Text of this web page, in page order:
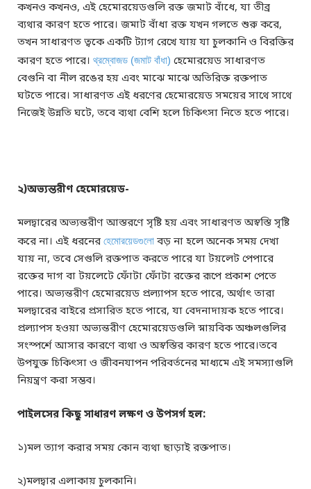
কখনও কখনও, এই হেমোরয়েডগুলি রক্ত জমাট বাঁধে, যা তীব্র
ব্যথার কারণ হতে পারে। জমাট বাঁধা রক্ত যখন গলতে শুরু করে,
তখন সাধারণত ত্বকে একটি ট্যাগ রেখে যায় যা চুলকানি ও বিরক্তির
কারণ হতে পারে। থ্রম্বোজড (জমাট বাঁধা) হেমোরয়েড সাধারণত
বেগুনি বা নীল রঙের হয় এবং মাঝে মাঝে অতিরিক্ত রক্তপাত
ঘটতে পারে। সাধারণত এই ধরণের হেমোরয়েড সময়ের সাথে সাথে
নিজেই উন্নতি ঘটে, তবে ব্যথা বেশি হলে চিকিৎসা নিতে হতে পারে।
২)অভ্যন্তরীণ হেমোরয়েড-
মলদ্বারের অভ্যন্তরীণ আস্তরণে সৃষ্টি হয় এবং সাধারণত অস্বস্তি সৃষ্টি
করে না। এই ধরনের হেমোরয়েডগুলো বড় না হলে অনেক সময় দেখা
যায় না, তবে সেগুলি রক্তপাত করতে পারে যা টয়লেট পেপারে
রক্তের দাগ বা টয়লেটে ফোঁটা ফোঁটা রক্তের রূপে প্রকাশ পেতে
পারে। অভ্যন্তরীণ হেমোরয়েড প্রল্যাপস হতে পারে, অর্থাৎ তারা
মলদ্বারের বাইরে প্রসারিত হতে পারে, যা বেদনাদায়ক হতে পারে।
প্রল্যাপস হওয়া অভ্যন্তরীণ হেমোরয়েডগুলি স্নায়বিক অঞ্চলগুলির
সংস্পর্শে আসার কারণে ব্যথা ও অস্বস্তির কারণ হতে পারে।তবে
উপযুক্ত চিকিৎসা ও জীবনযাপন পরিবর্তনের মাধ্যমে এই সমস্যাগুলি
নিয়ন্ত্রণ করা সম্ভব।
পাইলসের কিছু সাধারণ লক্ষণ ও উপসর্গ হল:
১)মল ত্যাগ করার সময় কোন ব্যথা ছাড়াই রক্তপাত।
২)মলদ্বার এলাকায় চুলকানি।